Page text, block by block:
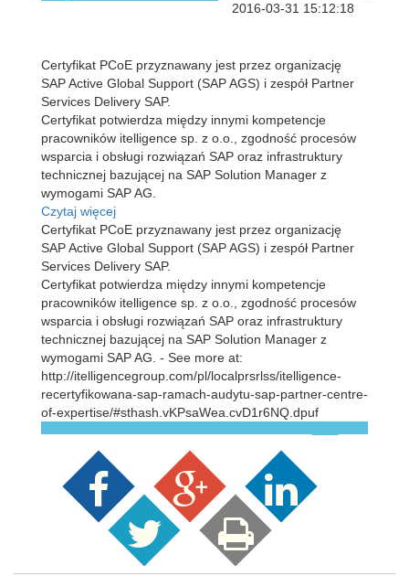
2016-03-31 15:12:18
Certyfikat PCoE przyznawany jest przez organizację
SAP Active Global Support (SAP AGS) i zespół Partner
Services Delivery SAP.
Certyfikat potwierdza między innymi kompetencje
pracowników itelligence sp. z o.o., zgodność procesów
wsparcia i obsługi rozwiązań SAP oraz infrastruktury
technicznej bazującej na SAP Solution Manager z
wymogami SAP AG.
Czytaj więcej
Certyfikat PCoE przyznawany jest przez organizację
SAP Active Global Support (SAP AGS) i zespół Partner
Services Delivery SAP.
Certyfikat potwierdza między innymi kompetencje
pracowników itelligence sp. z o.o., zgodność procesów
wsparcia i obsługi rozwiązań SAP oraz infrastruktury
technicznej bazującej na SAP Solution Manager z
wymogami SAP AG. - See more at:
http://itelligencegroup.com/pl/localprsrlss/itelligence-
recertyfikowana-sap-ramach-audytu-sap-partner-centre-
of-expertise/#sthash.vKPsaWea.cvD1r6NQ.dpuf